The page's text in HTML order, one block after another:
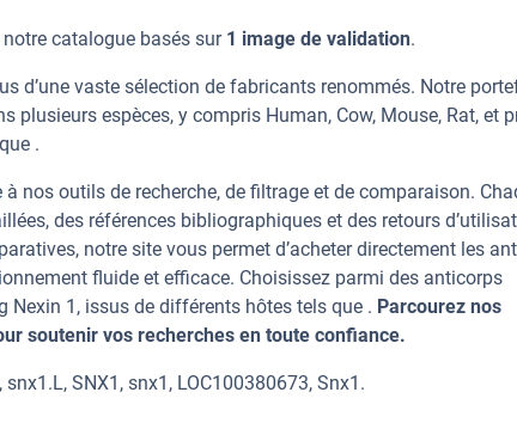
notre catalogue basés sur 1 image de validation.
d’une vaste sélection de fabricants renommés. Notre
plusieurs espèces, y compris Human, Cow, Mouse, Rat, et
.
nos outils de recherche, de filtrage et de comparaison.
des références bibliographiques et des retours
notre site vous permet d’acheter directement les
fluide et efficace. Choisissez parmi des anticorps
1, issus de différents hôtes tels que . Parcourez nos
soutenir vos recherches en toute confiance.
SNX1, snx1, LOC100380673, Snx1.